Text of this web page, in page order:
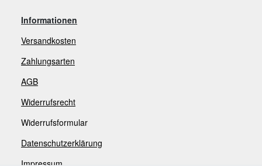
Informationen
Versandkosten
Zahlungsarten
AGB
Widerrufsrecht
Widerrufsformular
Datenschutzerklärung
Impressum